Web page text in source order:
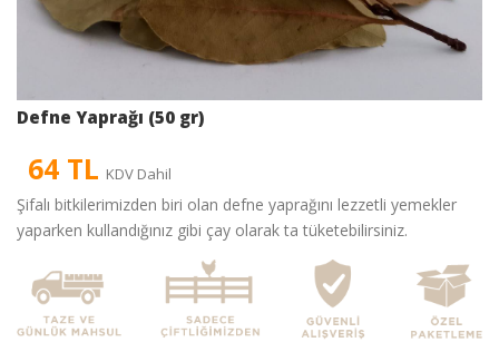
Defne Yaprağı (50 gr)
64 TL KDV Dahil
Şifalı bitkilerimizden biri olan defne yaprağını lezzetli yemekler
yaparken kullandığınız gibi çay olarak ta tüketebilirsiniz.